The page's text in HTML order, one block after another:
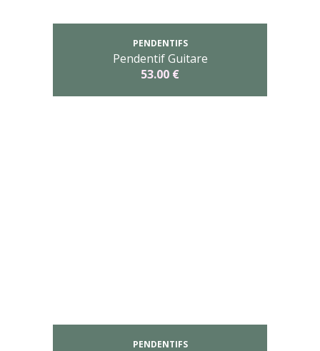
PENDENTIFS
Pendentif Guitare
53.00 €
PENDENTIFS